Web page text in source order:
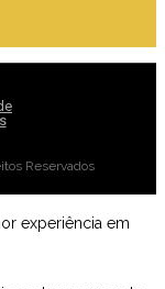
Reservados
experiência em